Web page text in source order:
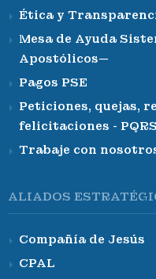
Ética y
Mesa de Ayuda
Apostólicos—
Pagos PSE
Peticiones, quejas,
felicitaciones -
Trabaje con
ALIADOS
Compañía de Jesús
CPAL